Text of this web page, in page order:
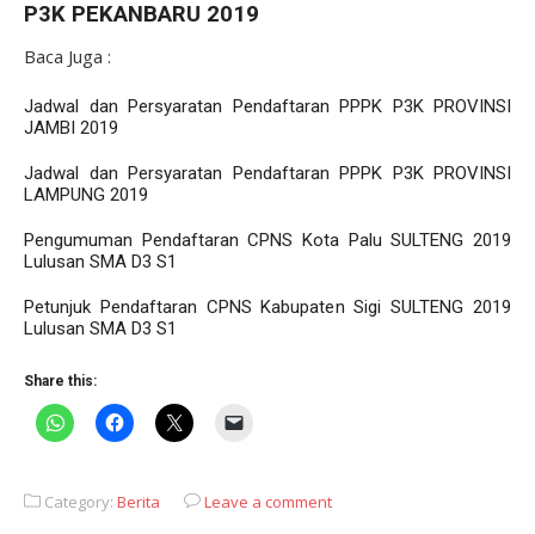
P3K PEKANBARU 2019
Baca Juga :
Jadwal dan Persyaratan Pendaftaran PPPK P3K PROVINSI
JAMBI 2019
Jadwal dan Persyaratan Pendaftaran PPPK P3K PROVINSI
LAMPUNG 2019
Pengumuman Pendaftaran CPNS Kota Palu SULTENG 2019
Lulusan SMA D3 S1
Petunjuk Pendaftaran CPNS Kabupaten Sigi SULTENG 2019
Lulusan SMA D3 S1
Share this:
Category: Berita Leave a comment